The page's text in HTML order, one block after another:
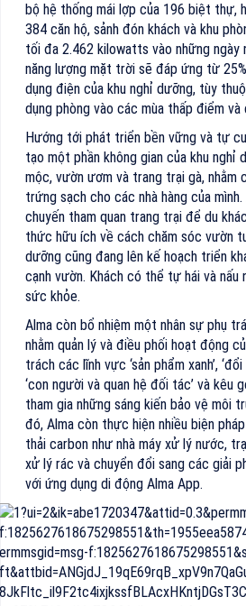
bộ hệ thống mái lợp của 196 biệt thự,
384 căn hộ, sảnh đón khách và khu
tối đa 2.462 kilowatts vào những ngày
năng lượng mặt trời sẽ đáp ứng từ
dụng điện của khu nghỉ dưỡng, tùy
dụng phòng vào các mùa thấp điểm và
Hướng tới phát triển bền vững và tự
tạo một phần không gian của khu nghỉ
mộc, vườn ươm và trang trại gà, nhằm
trứng sạch cho các nhà hàng của
chuyến tham quan trang trại để du
thức hữu ích về cách chăm sóc vườn
dưỡng cũng đang lên kế hoạch triển
cạnh vườn. Khách có thể tự hái và
sức khỏe.
Alma còn bổ nhiệm một nhân sự phụ
nhằm quản lý và điều phối hoạt động
trách các lĩnh vực ‘sản phẩm xanh’,
‘con người và quan hệ đối tác’ và kêu
tham gia những sáng kiến bảo vệ môi
đó, Alma còn thực hiện nhiều biện
thải carbon như nhà máy xử lý nước,
xử lý rác và chuyển đổi sang các giải
với ứng dụng di động Alma App.